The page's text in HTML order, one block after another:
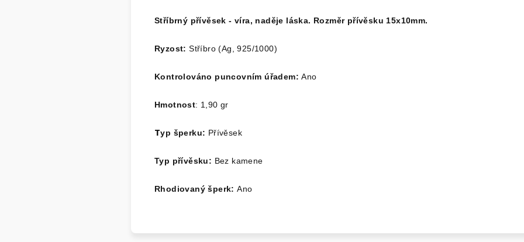
Stříbrný přívěsek - víra, naděje láska. Rozměr přívěsku 15x10mm.
Ryzost:Stříbro (Ag, 925/1000)
Kontrolováno puncovním úřadem:Ano
Hmotnost: 1,90 gr
Typ šperku: Přívěsek
Typ přívěsku: Bez kamene
Rhodiovaný šperk:Ano